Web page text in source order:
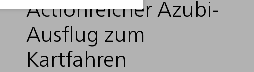
Actionreicher Azubi-
Ausflug zum
Kartfahren